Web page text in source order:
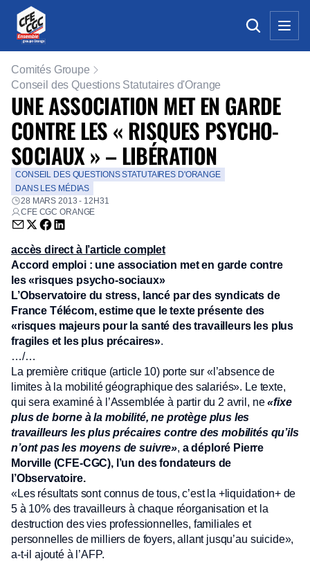
Comités Groupe
Conseil des Questions Statutaires d'Orange
UNE ASSOCIATION MET EN GARDE
CONTRE LES « RISQUES PSYCHO-
SOCIAUX » – LIBÉRATION
CONSEIL DES QUESTIONS STATUTAIRES D'ORANGE
DANS LES MÉDIAS
28 MARS 2013 - 12H31
CFE CGC ORANGE
Envoyer par email (nouvelle fenêtre)
Partager sur Twitter (nouvelle fenêtre)
Partager sur Facebook (nouvelle fenêtre)
Partager sur LinkedIn (nouvelle fenêtre)
accès direct à l’article complet
Accord emploi : une association met en garde contre
les «risques psycho-sociaux»
L’Observatoire du stress, lancé par des syndicats de
France Télécom, estime que le texte présente des
«risques majeurs pour la santé des travailleurs les plus
fragiles et les plus précaires».
…/…
La première critique (article 10) porte sur «l’absence de
limites à la mobilité géographique des salariés». Le texte,
qui sera examiné à l’Assemblée à partir du 2 avril, ne«fixe
plus de borne à la mobilité, ne protège plus les
travailleurs les plus précaires contre des mobilités qu’ils
n’ont pas les moyens de suivre», a déploré Pierre
Morville (CFE-CGC), l’un des fondateurs de
l’Observatoire.
«Les résultats sont connus de tous, c’est la +liquidation+ de
5 à 10% des travailleurs à chaque réorganisation et la
destruction des vies professionnelles, familiales et
personnelles de milliers de foyers, allant jusqu’au suicide»,
a-t-il ajouté à l’AFP.